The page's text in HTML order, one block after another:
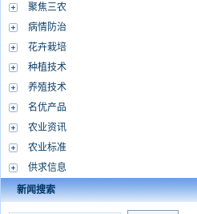
聚焦三农
病情防治
花卉栽培
种植技术
养殖技术
名优产品
农业资讯
农业标准
供求信息
新闻搜索